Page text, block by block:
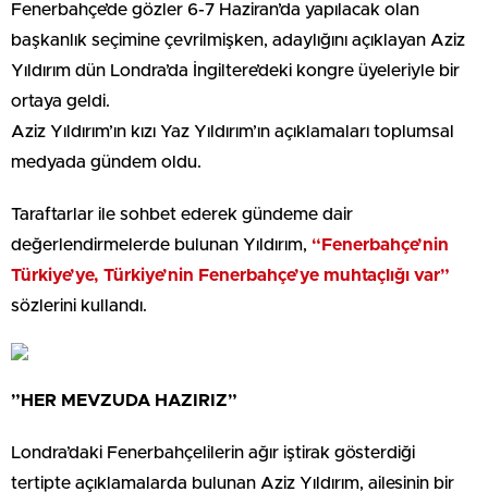
Fenerbahçe’de gözler 6-7 Haziran’da yapılacak olan
başkanlık seçimine çevrilmişken, adaylığını açıklayan Aziz
Yıldırım dün Londra’da İngiltere’deki kongre üyeleriyle bir
ortaya geldi.
Aziz Yıldırım’ın kızı Yaz Yıldırım’ın açıklamaları toplumsal
medyada gündem oldu.
Taraftarlar ile sohbet ederek gündeme dair
değerlendirmelerde bulunan Yıldırım, “Fenerbahçe’nin
Türkiye’ye, Türkiye’nin Fenerbahçe’ye muhtaçlığı var”
sözlerini kullandı.
”HER MEVZUDA HAZIRIZ”
Londra’daki Fenerbahçelilerin ağır iştirak gösterdiği
tertipte açıklamalarda bulunan Aziz Yıldırım, ailesinin bir